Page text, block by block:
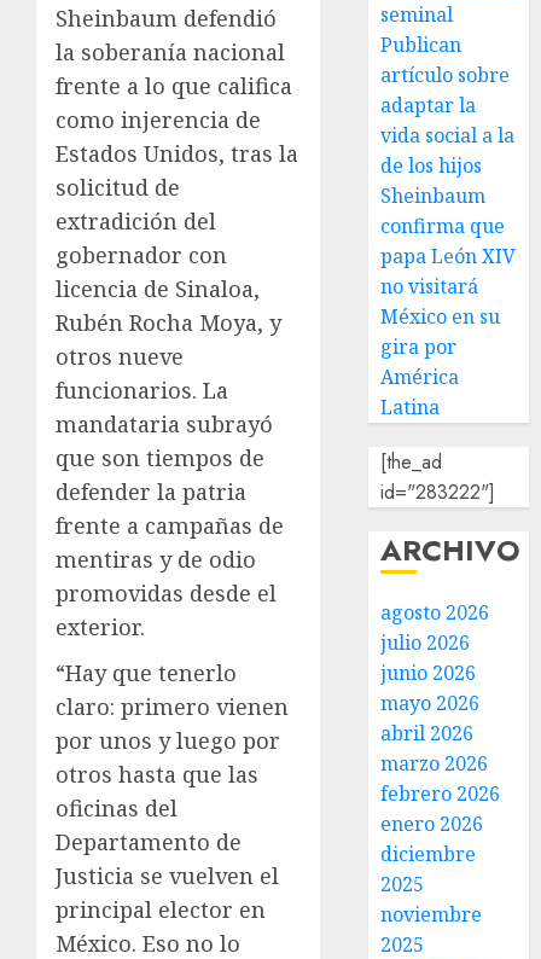
Sheinbaum defendió
la soberanía nacional
frente a lo que califica
como injerencia de
Estados Unidos, tras la
solicitud de
extradición del
gobernador con
licencia de Sinaloa,
Rubén Rocha Moya, y
otros nueve
funcionarios. La
mandataria subrayó
que son tiempos de
defender la patria
frente a campañas de
mentiras y de odio
promovidas desde el
exterior.
“Hay que tenerlo
claro: primero vienen
por unos y luego por
otros hasta que las
oficinas del
Departamento de
Justicia se vuelven el
principal elector en
México. Eso no lo
seminal
Publican
artículo sobre
adaptar la
vida social a la
de los hijos
Sheinbaum
confirma que
papa León XIV
no visitará
México en su
gira por
América
Latina
[the_ad
id="283222"]
ARCHIVO
agosto 2026
julio 2026
junio 2026
mayo 2026
abril 2026
marzo 2026
febrero 2026
enero 2026
diciembre
2025
noviembre
2025